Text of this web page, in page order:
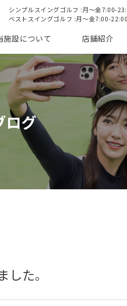
シンプルスイングゴルフ :月〜金7:00-
ベストスイングゴルフ :月〜金7:00-
施設について 店舗紹介
ログ
た。